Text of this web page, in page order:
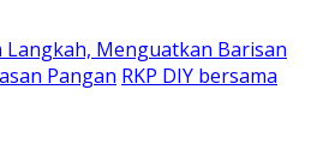
Langkah, Menguatkan Barisan
Pangan RKP DIY bersama